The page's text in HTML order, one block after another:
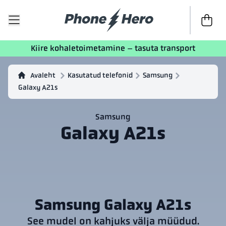
Kassasse
Kiire kohaletoimetamine – tasuta transport
Avaleht Kasutatud telefonid
Samsung
Galaxy A21s
Samsung
Galaxy A21s
Samsung Galaxy A21s
See mudel on kahjuks välja müüdud.